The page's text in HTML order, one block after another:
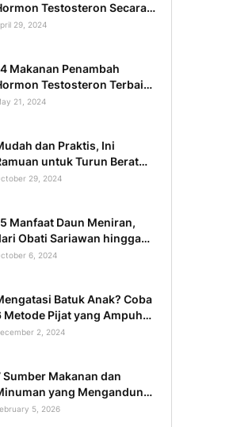
Testosteron Secara
yang Aman
29, 2024
Makanan Penambah
Testosteron Terbaik
Alami
21, 2024
dan Praktis, Ini
untuk Turun Berat
20 Kg
29, 2024
Manfaat Daun Meniran,
Obati Sariawan hingga
Kanker
6, 2024
Batuk Anak? Coba
Metode Pijat yang Ampuh
2, 2024
Sumber Makanan dan
yang Mengandung
Tinggi
5, 2026